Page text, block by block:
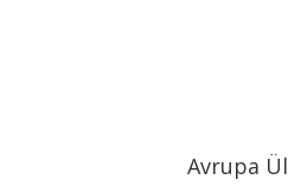
Avrupa